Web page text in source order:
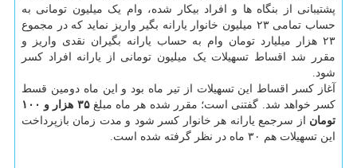
پشتیبانی از بنگاه ها و افراد بیکار شده، وام یک میلیون تومانی به
حساب تمامی ۲۳ میلیون خانوار یارانه بگیر واریز نماید که در مجموع
۲۳ هزار میلیارد تومان وام به حساب یارانه بگیران نقدی واریز و
مقرر شد اقساط تسهیلات یک میلیون تومانی از یارانه افراد کسر
شود.
آغاز کسر اقساط این تسهیلات از تیر ماه بود و این ماه دومین قسط
کسر خواهد شد. گفتنی است؛ مقرر شده هر ماه مبلغ
۳۵ هزار و ۱۰۰
تومان از سرجمع یارانه هر خانوار کسر شود و مدت زمان بازپرداخت
این تسهیلات هم ۳۰ ماه در نظر گرفته شده است.